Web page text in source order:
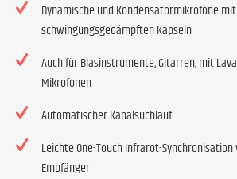
Dynamische und Kondensatormikrofone mit
schwingungsgedämpften Kapseln
Auch für Blasinstrumente, Gitarren, mit
Mikrofonen
Automatischer Kanalsuchlauf
Leichte One-Touch Infrarot-Synchronisation
Empfänger